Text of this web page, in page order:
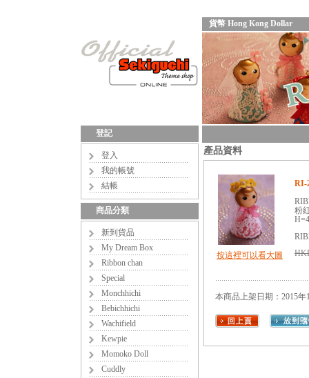
貨幣 Hong Kong Dollar
登記
登入
我的帳號
結帳
商品分類
新到貨品
My Dream Box
Ribbon chan
Special
Monchhichi
Bebichhichi
Wachifield
Kewpie
Momoko Doll
Cuddly
產品資料
按這裡可以看大圖
RI-
粉
本商品上架日期：2015年